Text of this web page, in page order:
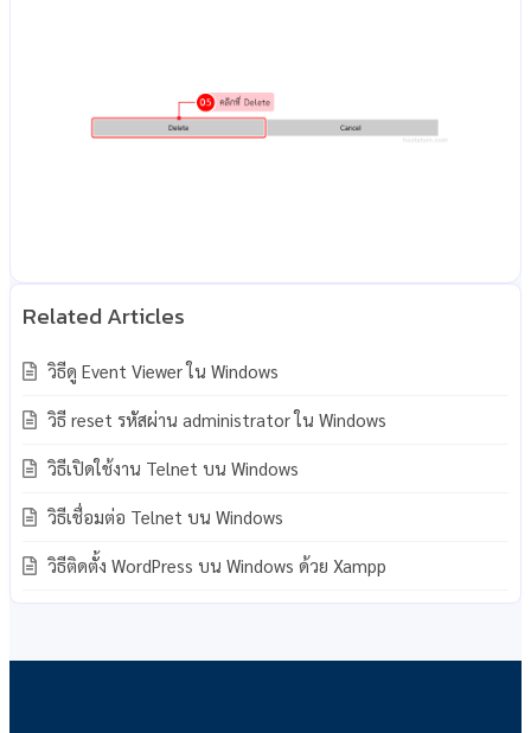
วิธีดู Event Viewer ใน Windows
วิธี reset รหัสผ่าน administrator ใน Windows
วิธีเปิดใช้งาน Telnet บน Windows
วิธีเชื่อมต่อ Telnet บน Windows
วิธีติดตั้ง WordPress บน Windows ด้วย Xampp